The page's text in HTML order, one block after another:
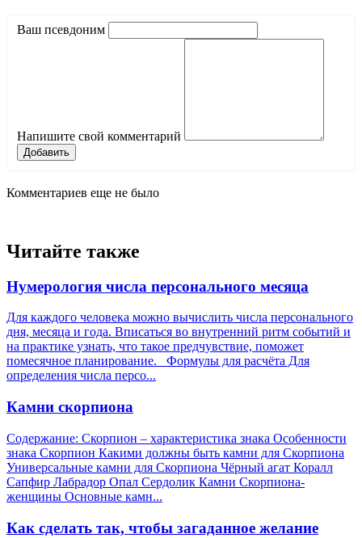
Ваш псевдоним
Напишите свой комментарий
Добавить
Комментариев еще не было
Читайте также
Нумерология числа персонального месяца
Для каждого человека можно вычислить числа персонального
дня, месяца и года. Вписаться во внутренний ритм событий и
на практике узнать, что такое предчувствие, поможет
помесячное планирование. Формулы для расчёта Для
определения числа персо...
Камни скорпиона
Содержание: Скорпион – характеристика знака Особенности
знака Скорпион Какими должны быть камни для Скорпиона
Универсальные камни для Скорпиона Чёрный агат Коралл
Сапфир Лабрадор Опал Сердолик Камни Скорпиона-
женщины Основные камн...
Как сделать так, чтобы загаданное желание